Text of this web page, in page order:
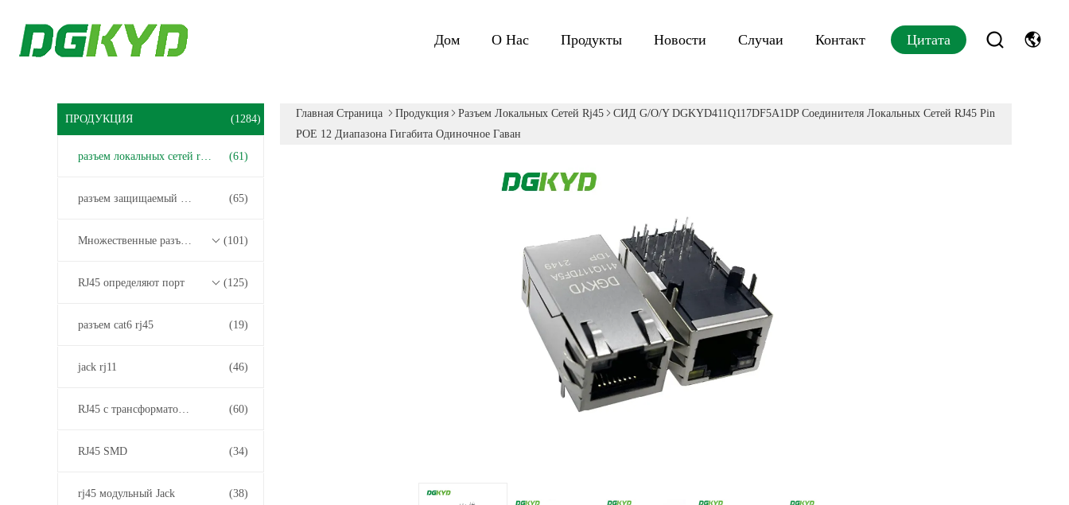
Дом О Нас Продукты Новости Случаи Контакт Цитата
ПРОДУКЦИЯ (1284)
разъем локальных сетей rj45 (61)
разъем защищаемый rj45 (65)
Множественные разъемы порта RJ45 (101)
RJ45 определяют порт (125)
разъем cat6 rj45 (19)
jack rj11 (46)
RJ45 с трансформатором (60)
RJ45 SMD (34)
rj45 модульный Jack (38)
Главная Страница Продукция Разъем Локальных Сетей Rj45
СИД G/O/Y DGKYD411Q117DF5A1DP Соединителя Локальных Сетей RJ45 Pin
POE 12 Диапазона Гигабита Одиночное Гаван